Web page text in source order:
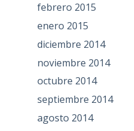
febrero 2015
enero 2015
diciembre 2014
noviembre 2014
octubre 2014
septiembre 2014
agosto 2014